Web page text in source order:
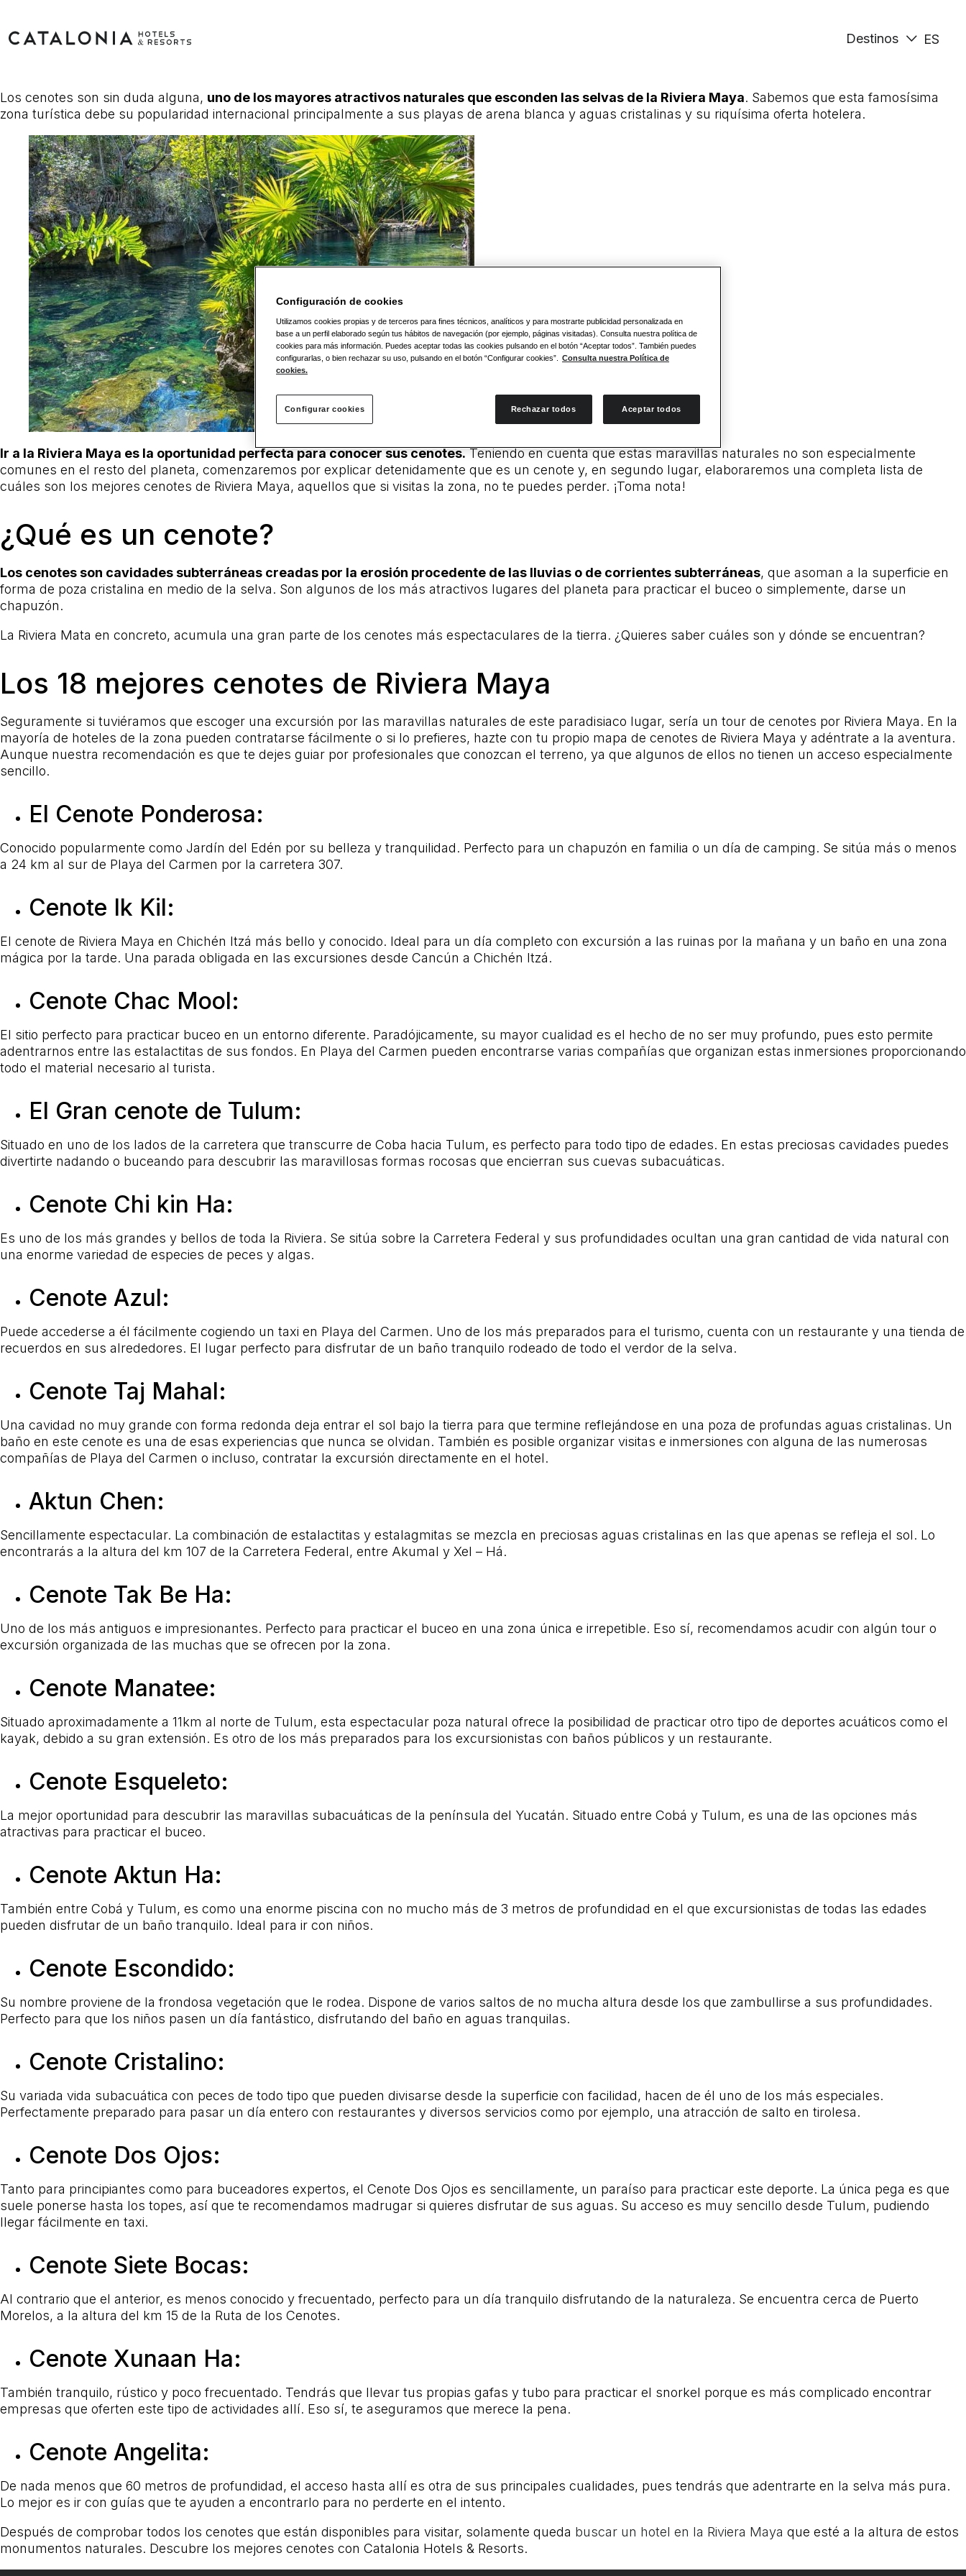
Destinos ES
Los cenotes son sin duda alguna, uno de los mayores atractivos naturales que esconden las selvas de la Riviera Maya. Sabemos que esta famosísima
zona turística debe su popularidad internacional principalmente a sus playas de arena blanca y aguas cristalinas y su riquísima oferta hotelera.
Ir a la Riviera Maya es la oportunidad perfecta para conocer sus cenotes.Teniendo en cuenta que estas maravillas naturales no son especialmente
comunes en el resto del planeta, comenzaremos por explicar detenidamente que es un cenote y, en segundo lugar, elaboraremos una completa lista de
cuáles son los mejores cenotes de Riviera Maya, aquellos que si visitas la zona, no te puedes perder. ¡Toma nota!
¿Qué es un cenote?
Los cenotes son cavidades subterráneas creadas por la erosión procedente de las lluvias o de corrientes subterráneas, que asoman a la superficie en
forma de poza cristalina en medio de la selva. Son algunos de los más atractivos lugares del planeta para practicar el buceo o simplemente, darse un
chapuzón.
La Riviera Mata en concreto, acumula una gran parte de los cenotes más espectaculares de la tierra. ¿Quieres saber cuáles son y dónde se encuentran?
Los 18 mejores cenotes de Riviera Maya
Seguramente si tuviéramos que escoger una excursión por las maravillas naturales de este paradisiaco lugar, sería un tour de cenotes por Riviera Maya. En la
mayoría de hoteles de la zona pueden contratarse fácilmente o si lo prefieres, hazte con tu propio mapa de cenotes de Riviera Maya y adéntrate a la aventura.
Aunque nuestra recomendación es que te dejes guiar por profesionales que conozcan el terreno, ya que algunos de ellos no tienen un acceso especialmente
sencillo.
El Cenote Ponderosa:
Conocido popularmente como Jardín del Edén por su belleza y tranquilidad. Perfecto para un chapuzón en familia o un día de camping. Se sitúa más o menos
a 24 km al sur de Playa del Carmen por la carretera 307.
Cenote Ik Kil:
El cenote de Riviera Maya en Chichén Itzá más bello y conocido. Ideal para un día completo con excursión a las ruinas por la mañana y un baño en una zona
mágica por la tarde. Una parada obligada en las excursiones desde Cancún a Chichén Itzá.
Cenote Chac Mool:
El sitio perfecto para practicar buceo en un entorno diferente. Paradójicamente, su mayor cualidad es el hecho de no ser muy profundo, pues esto permite
adentrarnos entre las estalactitas de sus fondos. En Playa del Carmen pueden encontrarse varias compañías que organizan estas inmersiones proporcionando
todo el material necesario al turista.
El Gran cenote de Tulum:
Situado en uno de los lados de la carretera que transcurre de Coba hacia Tulum, es perfecto para todo tipo de edades. En estas preciosas cavidades puedes
divertirte nadando o buceando para descubrir las maravillosas formas rocosas que encierran sus cuevas subacuáticas.
Cenote Chi kin Ha:
Es uno de los más grandes y bellos de toda la Riviera. Se sitúa sobre la Carretera Federal y sus profundidades ocultan una gran cantidad de vida natural con
una enorme variedad de especies de peces y algas.
Cenote Azul:
Puede accederse a él fácilmente cogiendo un taxi en Playa del Carmen. Uno de los más preparados para el turismo, cuenta con un restaurante y una tienda de
recuerdos en sus alrededores. El lugar perfecto para disfrutar de un baño tranquilo rodeado de todo el verdor de la selva.
Cenote Taj Mahal:
Una cavidad no muy grande con forma redonda deja entrar el sol bajo la tierra para que termine reflejándose en una poza de profundas aguas cristalinas. Un
baño en este cenote es una de esas experiencias que nunca se olvidan. También es posible organizar visitas e inmersiones con alguna de las numerosas
compañías de Playa del Carmen o incluso, contratar la excursión directamente en el hotel.
Aktun Chen:
Sencillamente espectacular. La combinación de estalactitas y estalagmitas se mezcla en preciosas aguas cristalinas en las que apenas se refleja el sol. Lo
encontrarás a la altura del km 107 de la Carretera Federal, entre Akumal y Xel – Há.
Cenote Tak Be Ha:
Uno de los más antiguos e impresionantes. Perfecto para practicar el buceo en una zona única e irrepetible. Eso sí, recomendamos acudir con algún tour o
excursión organizada de las muchas que se ofrecen por la zona.
Cenote Manatee:
Situado aproximadamente a 11km al norte de Tulum, esta espectacular poza natural ofrece la posibilidad de practicar otro tipo de deportes acuáticos como el
kayak, debido a su gran extensión. Es otro de los más preparados para los excursionistas con baños públicos y un restaurante.
Cenote Esqueleto:
La mejor oportunidad para descubrir las maravillas subacuáticas de la península del Yucatán. Situado entre Cobá y Tulum, es una de las opciones más
atractivas para practicar el buceo.
Cenote Aktun Ha:
También entre Cobá y Tulum, es como una enorme piscina con no mucho más de 3 metros de profundidad en el que excursionistas de todas las edades
pueden disfrutar de un baño tranquilo. Ideal para ir con niños.
Cenote Escondido:
Su nombre proviene de la frondosa vegetación que le rodea. Dispone de varios saltos de no mucha altura desde los que zambullirse a sus profundidades.
Perfecto para que los niños pasen un día fantástico, disfrutando del baño en aguas tranquilas.
Cenote Cristalino:
Su variada vida subacuática con peces de todo tipo que pueden divisarse desde la superficie con facilidad, hacen de él uno de los más especiales.
Perfectamente preparado para pasar un día entero con restaurantes y diversos servicios como por ejemplo, una atracción de salto en tirolesa.
Cenote Dos Ojos:
Tanto para principiantes como para buceadores expertos, el Cenote Dos Ojos es sencillamente, un paraíso para practicar este deporte. La única pega es que
suele ponerse hasta los topes, así que te recomendamos madrugar si quieres disfrutar de sus aguas. Su acceso es muy sencillo desde Tulum, pudiendo
llegar fácilmente en taxi.
Cenote Siete Bocas:
Al contrario que el anterior, es menos conocido y frecuentado, perfecto para un día tranquilo disfrutando de la naturaleza. Se encuentra cerca de Puerto
Morelos, a la altura del km 15 de la Ruta de los Cenotes.
Cenote Xunaan Ha:
También tranquilo, rústico y poco frecuentado. Tendrás que llevar tus propias gafas y tubo para practicar el snorkel porque es más complicado encontrar
empresas que oferten este tipo de actividades allí. Eso sí, te aseguramos que merece la pena.
Cenote Angelita:
De nada menos que 60 metros de profundidad, el acceso hasta allí es otra de sus principales cualidades, pues tendrás que adentrarte en la selva más pura.
Lo mejor es ir con guías que te ayuden a encontrarlo para no perderte en el intento.
Después de comprobar todos los cenotes que están disponibles para visitar, solamente queda buscar un hotel en la Riviera Maya que esté a la altura de estos
monumentos naturales. Descubre los mejores cenotes con Catalonia Hotels & Resorts.
Configuración de cookies
Utilizamos cookies propias y de terceros para fines técnicos, analíticos y para mostrarte publicidad personalizada en
base a un perfil elaborado según tus hábitos de navegación (por ejemplo, páginas visitadas). Consulta nuestra política de
cookies para más información. Puedes aceptar todas las cookies pulsando en el botón “Aceptar todos”. También puedes
configurarlas, o bien rechazar su uso, pulsando en el botón “Configurar cookies”.
Consulta nuestra Política de
cookies.
Configurar cookies Rechazar todos Aceptar todos